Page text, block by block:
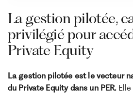
La gestion pilotée,
privilégié pour
Private Equity
La gestion pilotée est le vecteur
du Private Equity dans un PER.